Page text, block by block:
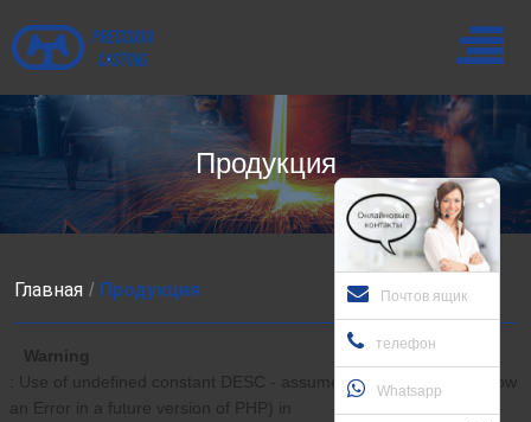
Продукция
Главная Продукция
Warning
: Use of undefined constant DESC - assumed 'DESC' (this will throw
an Error in a future version of PHP) in
Почтов ящик
телефон
Whatsapp